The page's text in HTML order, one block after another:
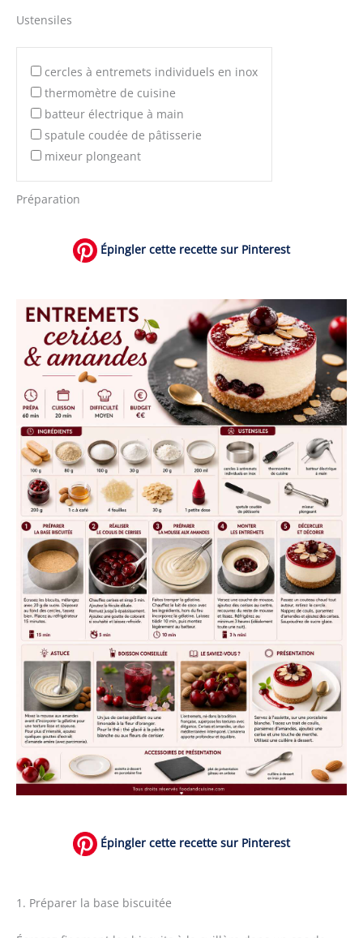
Ustensiles
cercles à entremets individuels en inox
thermomètre de cuisine
batteur électrique à main
spatule coudée de pâtisserie
mixeur plongeant
Préparation
Épingler cette recette sur Pinterest
Épingler cette recette sur Pinterest
1. Préparer la base biscuitée